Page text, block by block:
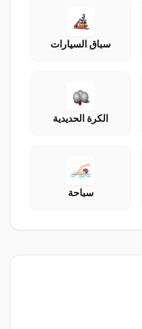
سباق السيارات
الكرة الحديدية
سباحة